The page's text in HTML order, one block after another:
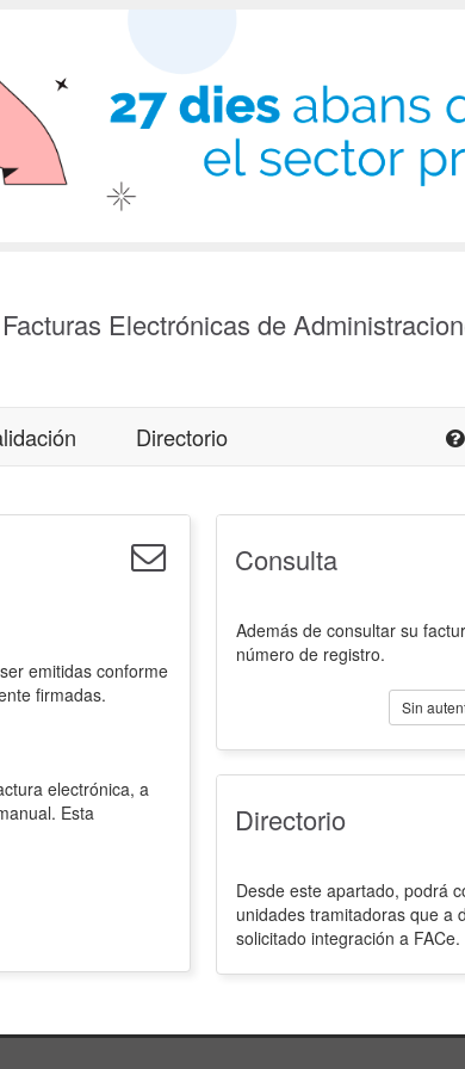
Electrónicas de
Directorio
emitidas conforme
firmadas.
electrónica, a
Esta
Consulta
Además de consultar su
número de registro.
Sin
Directorio
Desde este apartado, podrá
unidades tramitadoras que a
solicitado integración a FACe.